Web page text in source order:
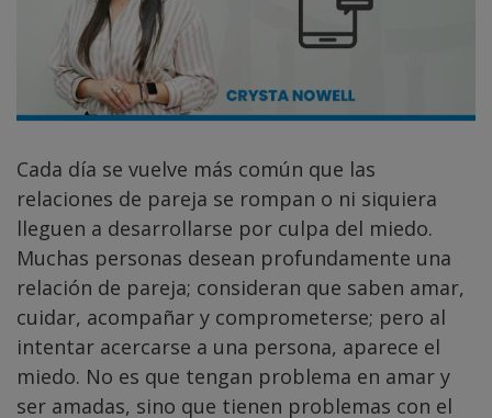
Cada día se vuelve más común que las
relaciones de pareja se rompan o ni siquiera
lleguen a desarrollarse por culpa del miedo.
Muchas personas desean profundamente una
relación de pareja; consideran que saben amar,
cuidar, acompañar y comprometerse; pero al
intentar acercarse a una persona, aparece el
miedo. No es que tengan problema en amar y
ser amadas, sino que tienen problemas con el